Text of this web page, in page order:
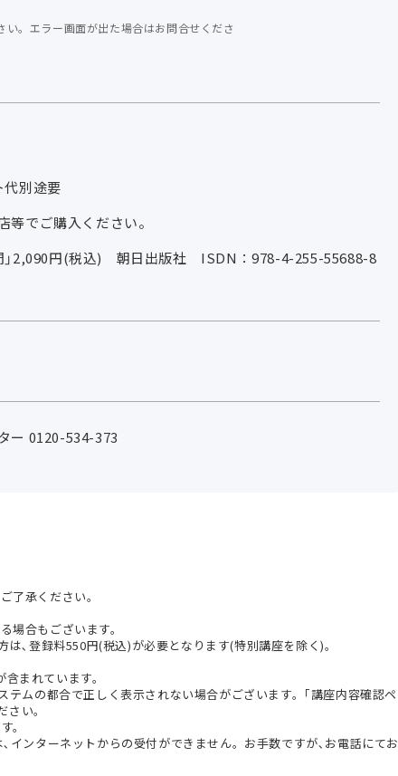
い。エラー画面が出た場合はお問合せくださ
代別途要
でご購入ください。
」2,090円(税込) 朝日出版社 ISDN：978-4-255-55688-8
ー 0120-534-373
了承ください。
場合もございます。
､登録料550円(税込)が必要となります(特別講座を除く)。
まれています。
テムの都合で正しく表示されない場合がございます。｢講座内容確認ペ
い。
。
インターネットからの受付ができません。お手数ですが､お電話にてお